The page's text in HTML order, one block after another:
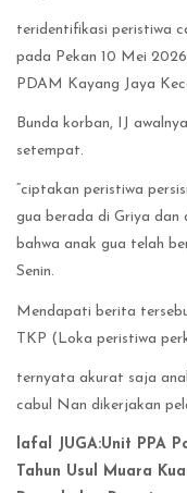
teridentifikasi peristiwa
pada Pekan 10 Mei
PDAM Kayang Jaya
Bunda korban, IJ
setempat.
“ciptakan peristiwa
gua berada di Griya dan
bahwa anak gua telah
Senin.
Mendapati berita
TKP (Loka peristiwa
ternyata akurat saja
cabul Nan dikerjakan
lafal JUGA:Unit PPA
Tahun Usul Muara